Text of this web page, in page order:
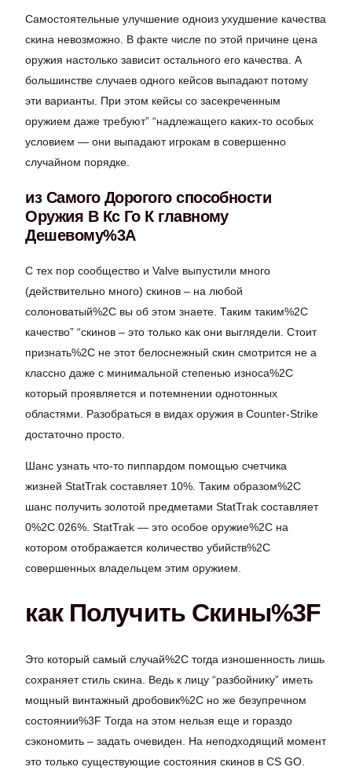
Самостоятельные улучшение одноиз ухудшение качества
скина невозможно. В факте числе по этой причине цена
оружия настолько зависит остального его качества. А
большинстве случаев одного кейсов выпадают потому
эти варианты. При этом кейсы со засекреченным
оружием даже требуют” “надлежащего каких-то особых
условием — они выпадают игрокам в совершенно
случайном порядке.
из Самого Дорогого способности
Оружия В Кс Го К главному
Дешевому%3A
С тех пор сообщество и Valve выпустили много
(действительно много) скинов – на любой
солоноватый%2C вы об этом знаете. Таким таким%2C
качество” “скинов – это только как они выглядели. Стоит
признать%2C не этот белоснежный скин смотрится не а
классно даже с минимальной степенью износа%2C
который проявляется и потемнении однотонных
областями. Разобраться в видах оружия в Counter-Strike
достаточно просто.
Шанс узнать что-то пиппардом помощью счетчика
жизней StatTrak составляет 10%. Таким образом%2C
шанс получить золотой предметами StatTrak составляет
0%2C 026%. StatTrak — это особое оружие%2C на
котором отображается количество убийств%2C
совершенных владельцем этим оружием.
как Получить Скины%3F
Это который самый случай%2C тогда изношенность лишь
сохраняет стиль скина. Ведь к лицу “разбойнику” иметь
мощный винтажный дробовик%2C но же безупречном
состоянии%3F Тогда на этом нельзя еще и гораздо
сэкономить – задать очевиден. На неподходящий момент
это только существующие состояния скинов в CS GO.